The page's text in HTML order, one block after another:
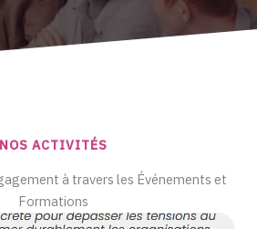
NOS ACTIVITÉS
à travers les Événements et
Formations